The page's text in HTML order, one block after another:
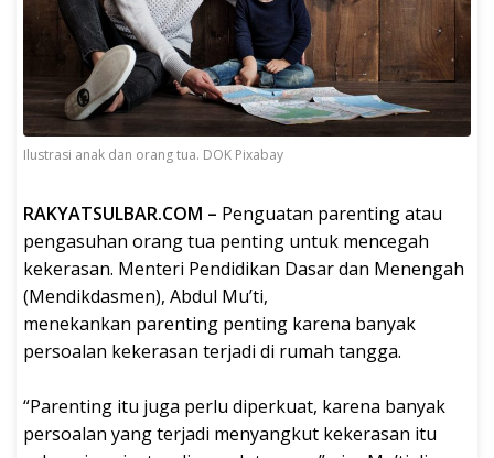
Ilustrasi anak dan orang tua. DOK Pixabay
RAKYATSULBAR.COM – Penguatan parenting atau
pengasuhan orang tua penting untuk mencegah
kekerasan. Menteri Pendidikan Dasar dan Menengah
(Mendikdasmen), Abdul Mu’ti,
menekankan parenting penting karena banyak
persoalan kekerasan terjadi di rumah tangga.
“Parenting itu juga perlu diperkuat, karena banyak
persoalan yang terjadi menyangkut kekerasan itu